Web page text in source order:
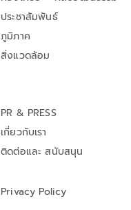
ประชาสัมพันธ์
ภูมิภาค
สิ่งแวดล้อม
PR & PRESS
เกี่ยวกับเรา
ติดต่อและ สนับสนุน
Privacy Policy